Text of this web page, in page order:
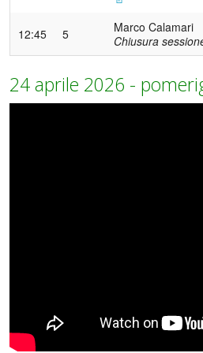
12:45 5
Marco Calamari
Chiusura
24 aprile 2026 -